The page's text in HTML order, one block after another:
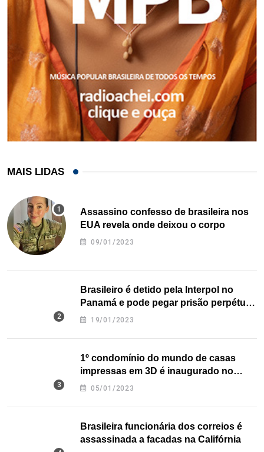
MAIS LIDAS
Assassino confesso de brasileira nos
EUA revela onde deixou o corpo
09/01/2023
Brasileiro é detido pela Interpol no
Panamá e pode pegar prisão perpétua
nos EUA
19/01/2023
1º condomínio do mundo de casas
impressas em 3D é inaugurado no
Texas
05/01/2023
Brasileira funcionária dos correios é
assassinada a facadas na Califórnia